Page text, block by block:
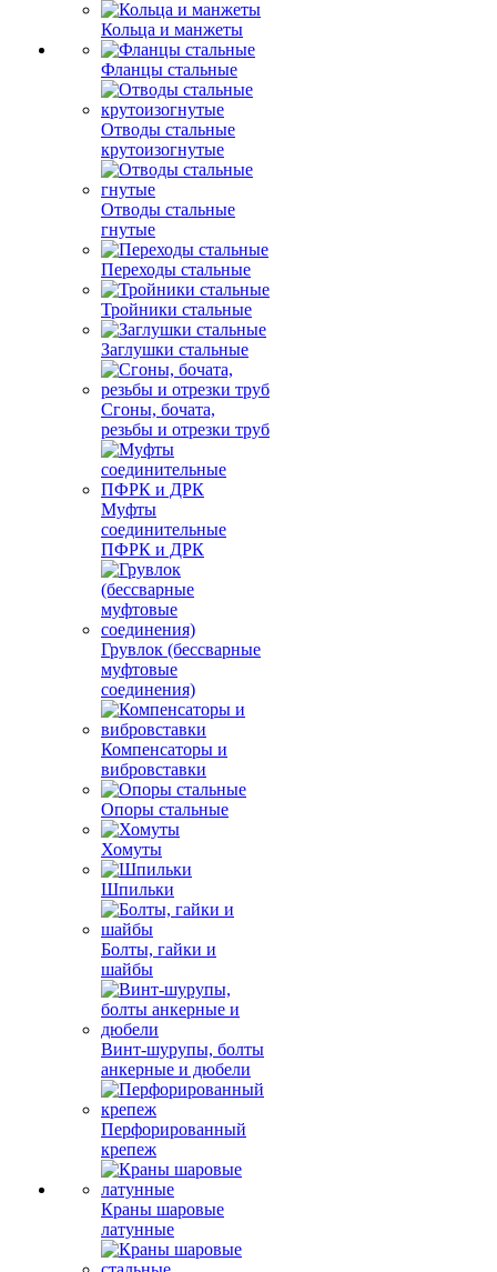
Кольца и манжеты
Фланцы стальные
Отводы стальные
крутоизогнутые
Отводы стальные
гнутые
Переходы стальные
Тройники стальные
Заглушки стальные
Сгоны, бочата,
резьбы и отрезки труб
Муфты
соединительные
ПФРК и ДРК
Грувлок (бессварные
муфтовые
соединения)
Компенсаторы и
вибровставки
Опоры стальные
Хомуты
Шпильки
Болты, гайки и
шайбы
Винт-шурупы, болты
анкерные и дюбели
Перфорированный
крепеж
Краны шаровые
латунные